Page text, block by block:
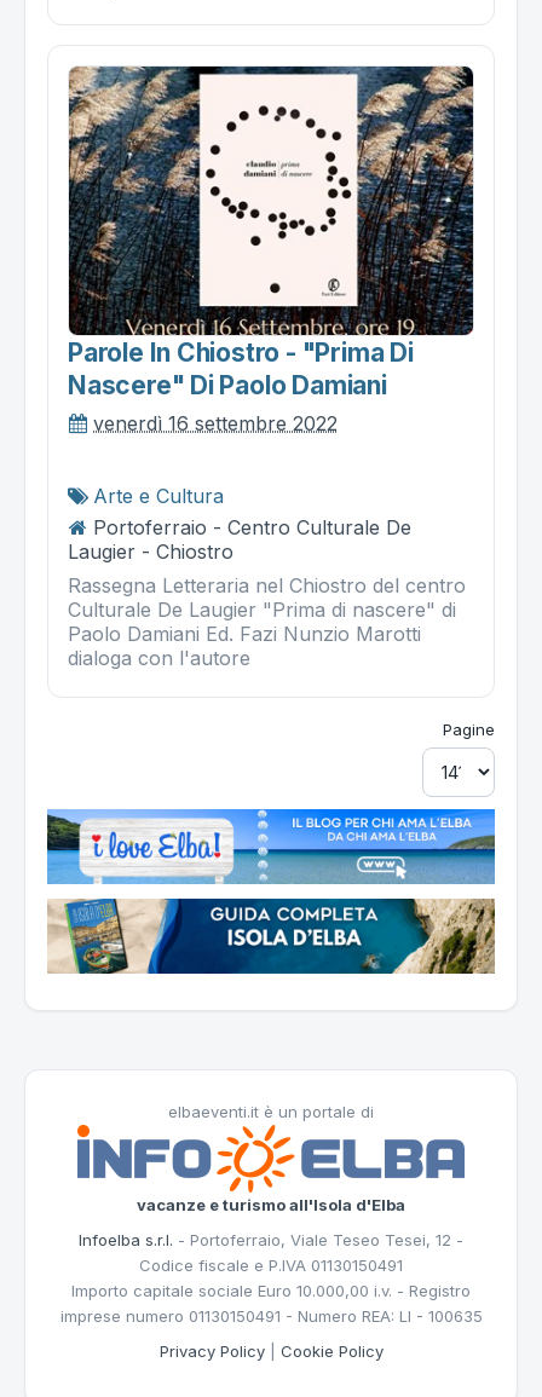
Parole In Chiostro - "prima Di
Nascere" Di Paolo Damiani
venerdì 16 settembre 2022
Arte e Cultura
Portoferraio - Centro Culturale De
Laugier - Chiostro
Rassegna Letteraria nel Chiostro del centro
Culturale De Laugier "Prima di nascere" di
Paolo Damiani Ed. Fazi Nunzio Marotti
dialoga con l'autore
Pagine
elbaeventi.it è un portale di
vacanze e turismo all'Isola d'Elba
Infoelba s.r.l. - Portoferraio, Viale Teseo Tesei, 12 -
Codice fiscale e P.IVA 01130150491
Importo capitale sociale Euro 10.000,00 i.v. - Registro
imprese numero 01130150491 - Numero REA: LI - 100635
Privacy Policy| Cookie Policy